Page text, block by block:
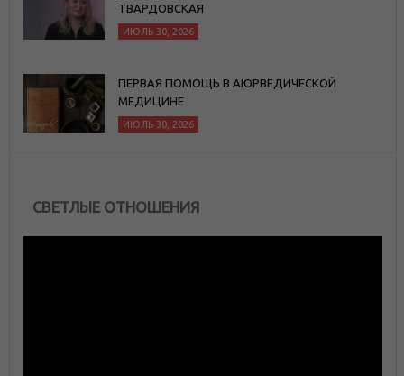
ТВАРДОВСКАЯ
ИЮЛЬ 30, 2026
ПЕРВАЯ ПОМОЩЬ В АЮРВЕДИЧЕСКОЙ
МЕДИЦИНЕ
ИЮЛЬ 30, 2026
СВЕТЛЫЕ ОТНОШЕНИЯ